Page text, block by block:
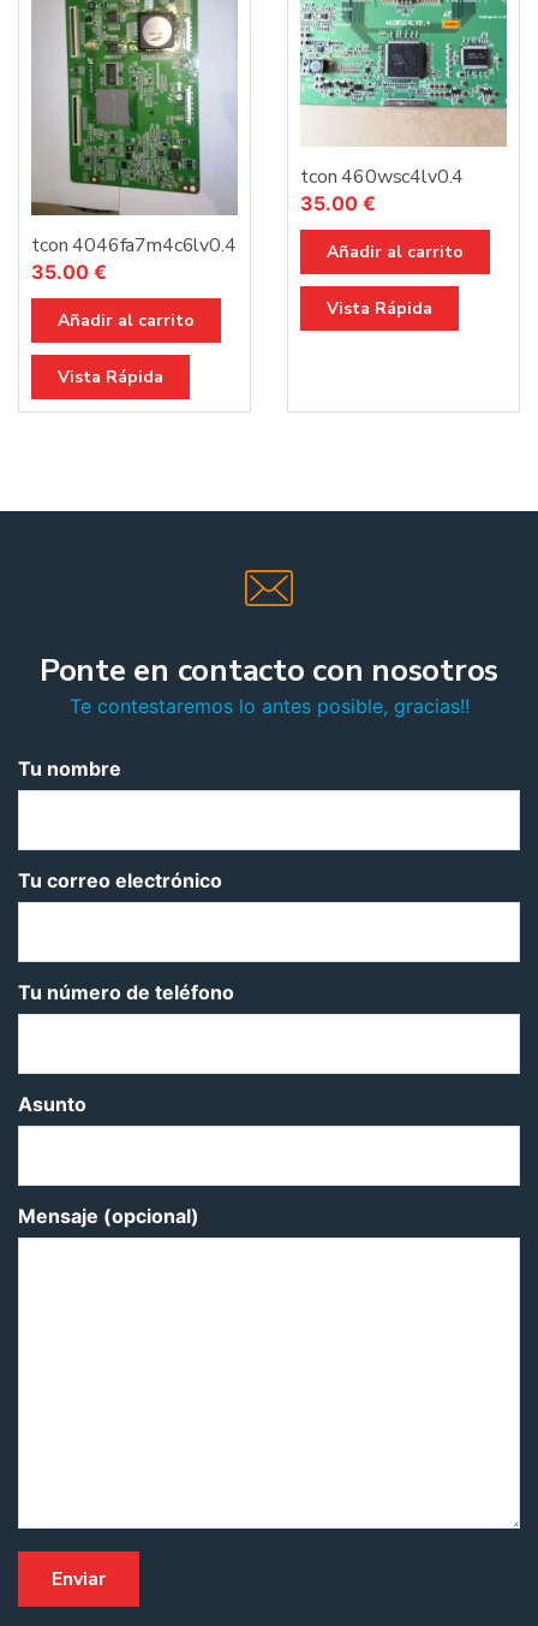
tcon 4046fa7m4c6lv0.4
35.00 €
Añadir al carrito
Vista Rápida
tcon 460wsc4lv0.4
35.00 €
Añadir al carrito
Vista Rápida
Ponte en contacto con nosotros
Te contestaremos lo antes posible, gracias!!
Tu nombre
Tu correo electrónico
Tu número de teléfono
Asunto
Mensaje (opcional)